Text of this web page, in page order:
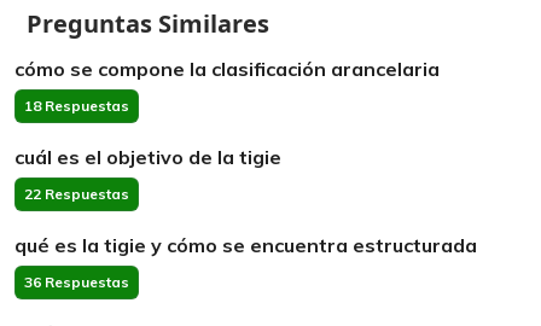
Preguntas Similares
cómo se compone la clasificación arancelaria
18 Respuestas
cuál es el objetivo de la tigie
22 Respuestas
qué es la tigie y cómo se encuentra estructurada
36 Respuestas